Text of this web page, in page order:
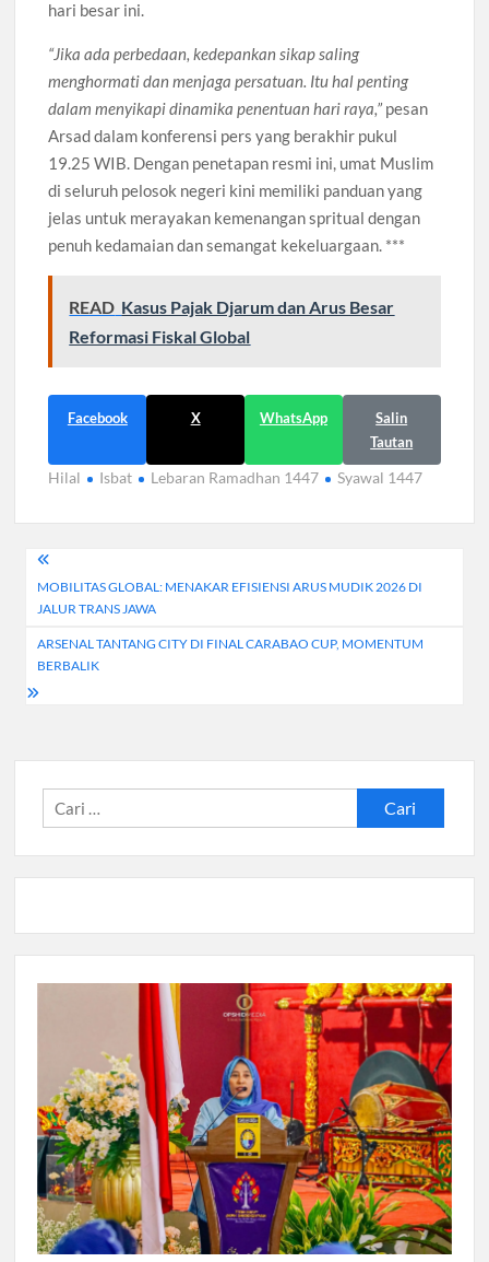
hari besar ini.
“Jika ada perbedaan, kedepankan sikap saling
menghormati dan menjaga persatuan. Itu hal penting
dalam menyikapi dinamika penentuan hari raya,” pesan
Arsad dalam konferensi pers yang berakhir pukul
19.25 WIB. Dengan penetapan resmi ini, umat Muslim
di seluruh pelosok negeri kini memiliki panduan yang
jelas untuk merayakan kemenangan spritual dengan
penuh kedamaian dan semangat kekeluargaan. ***
READ Kasus Pajak Djarum dan Arus Besar
Reformasi Fiskal Global
Facebook X WhatsApp
Salin
Tautan
Hilal Isbat Lebaran Ramadhan 1447 Syawal 1447
Navigasi
pos
MOBILITAS GLOBAL: MENAKAR EFISIENSI ARUS MUDIK 2026 DI
JALUR TRANS JAWA
ARSENAL TANTANG CITY DI FINAL CARABAO CUP, MOMENTUM
BERBALIK
Cari
untuk: